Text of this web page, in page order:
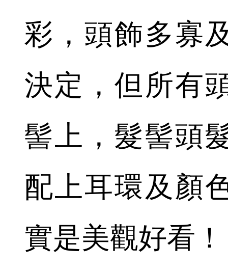
彩，頭飾多寡
決定，但所有
髻上，髮髻頭
配上耳環及顏
實是美觀好看！